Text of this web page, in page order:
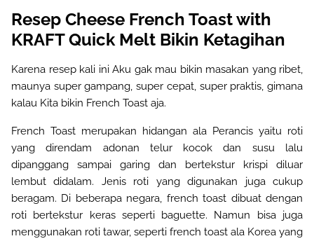
Resep Cheese French Toast with
KRAFT Quick Melt Bikin Ketagihan
Karena resep kali ini Aku gak mau bikin masakan yang ribet,
maunya super gampang, super cepat, super praktis, gimana
kalau Kita bikin French Toast aja.
French Toast merupakan hidangan ala Perancis yaitu roti
yang direndam adonan telur kocok dan susu lalu
dipanggang sampai garing dan bertekstur krispi diluar
lembut didalam. Jenis roti yang digunakan juga cukup
beragam. Di beberapa negara, french toast dibuat dengan
roti bertekstur keras seperti baguette. Namun bisa juga
menggunakan roti tawar, seperti french toast ala Korea yang